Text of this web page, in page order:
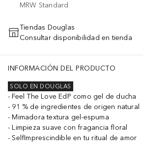
MRW Standard
AÑADIR AL CARRITO
Tiendas Douglas
Consultar disponibilidad en tienda
INFORMACIÓN DEL PRODUCTO
SOLO EN DOUGLAS
Feel The Love EdP como gel de ducha
91 % de ingredientes de origen natural
Mimadora textura gel-espuma
Limpieza suave con fragancia floral
SelfImprescindible en tu ritual de amor